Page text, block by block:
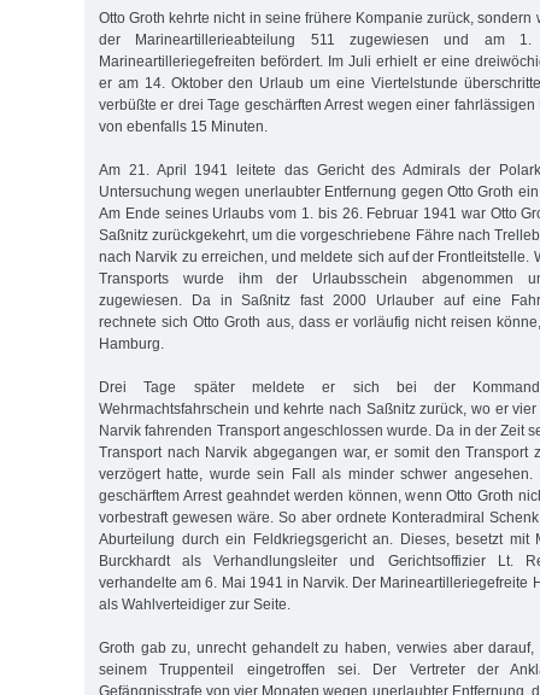
Otto Groth kehrte nicht in seine frühere Kompanie zurück, sondern
der Marineartillerieabteilung 511 zugewiesen und am
Marineartilleriegefreiten befördert. Im Juli erhielt er eine
er am 14. Oktober den Urlaub um eine Viertelstunde
verbüßte er drei Tage geschärften Arrest wegen einer
von ebenfalls 15 Minuten.
Am 21. April 1941 leitete das Gericht des Admirals der
Untersuchung wegen unerlaubter Entfernung gegen Otto Groth
Am Ende seines Urlaubs vom 1. bis 26. Februar 1941 war Otto
Saßnitz zurückgekehrt, um die vorgeschriebene Fähre nach
nach Narvik zu erreichen, und meldete sich auf der Frontleitstelle.
Transports wurde ihm der Urlaubsschein abgenommen
zugewiesen. Da in Saßnitz fast 2000 Urlauber auf eine
rechnete sich Otto Groth aus, dass er vorläufig nicht reisen
Hamburg.
Drei Tage später meldete er sich bei der
Wehrmachtsfahrschein und kehrte nach Saßnitz zurück, wo er
Narvik fahrenden Transport angeschlossen wurde. Da in der Zeit
Transport nach Narvik abgegangen war, er somit den Transport
verzögert hatte, wurde sein Fall als minder schwer
geschärftem Arrest geahndet werden können, wenn Otto Groth
vorbestraft gewesen wäre. So aber ordnete Konteradmiral
Aburteilung durch ein Feldkriegsgericht an. Dieses, besetzt mit
Burckhardt als Verhandlungsleiter und Gerichtsoffizier Lt.
verhandelte am 6. Mai 1941 in Narvik. Der Marineartilleriegefreite
als Wahlverteidiger zur Seite.
Groth gab zu, unrecht gehandelt zu haben, verwies aber
seinem Truppenteil eingetroffen sei. Der Vertreter der
Gefängnisstrafe von vier Monaten wegen unerlaubter Entfernung,